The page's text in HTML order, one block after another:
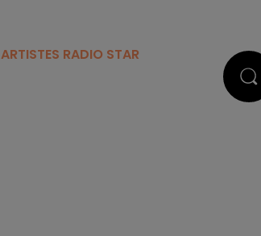
ARTISTES RADIO STAR